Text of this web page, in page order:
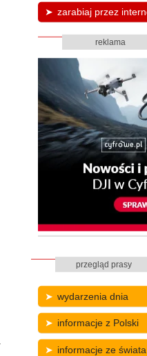
zarabiaj przez
reklama
przegląd prasy
wydarzenia dnia
informacje z Polski
informacje ze świata